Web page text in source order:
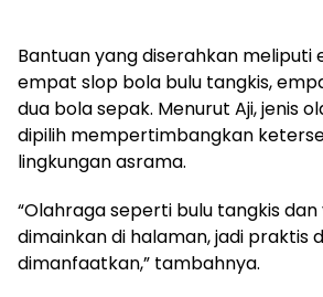
Bantuan yang diserahkan
empat slop bola bulu tangkis,
dua bola sepak. Menurut Aji, jenis
dipilih mempertimbangkan
lingkungan asrama.
“Olahraga seperti bulu tangkis dan
dimainkan di halaman, jadi praktis
dimanfaatkan,” tambahnya.